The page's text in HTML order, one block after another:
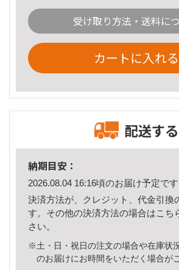
受け取り方法・送料に
カートに入れる
配送する
納期目安：
2026.08.04 16:16頃のお届け予定です
決済方法が、クレジット、代金引換
す。その他の決済方法の場合はこち
さい。
※土・日・祝日の注文の場合や在庫状
のお届けにお時間をいただく場合が